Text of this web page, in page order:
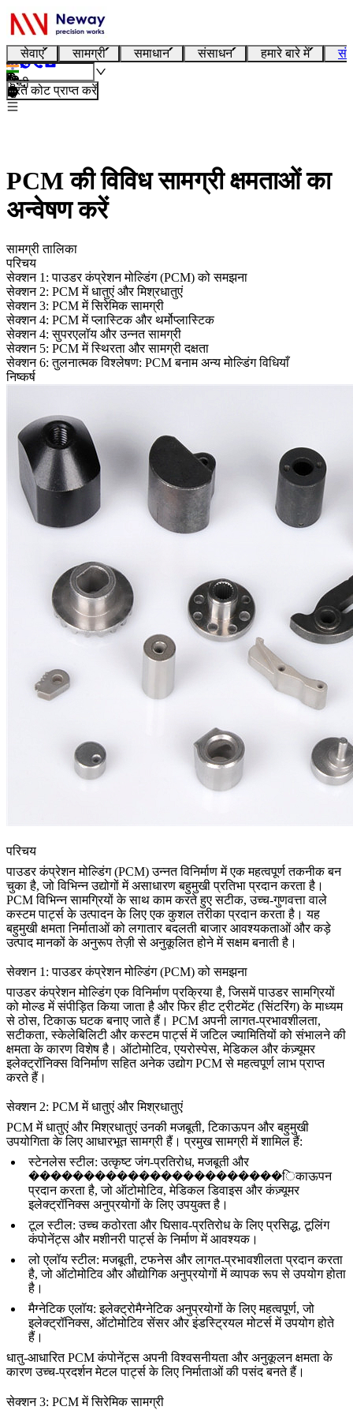
सेवाएं सामग्री समाधान संसाधन हमारे बारे में
हिन्दी
तुरंत कोट प्राप्त करें
PCM की विविध सामग्री क्षमताओं का
अन्वेषण करें
सामग्री तालिका
परिचय
सेक्शन 1: पाउडर कंप्रेशन मोल्डिंग (PCM) को समझना
सेक्शन 2: PCM में धातुएं और मिश्रधातुएं
सेक्शन 3: PCM में सिरेमिक सामग्री
सेक्शन 4: PCM में प्लास्टिक और थर्मोप्लास्टिक
सेक्शन 4: सुपरएलॉय और उन्नत सामग्री
सेक्शन 5: PCM में स्थिरता और सामग्री दक्षता
सेक्शन 6: तुलनात्मक विश्लेषण: PCM बनाम अन्य मोल्डिंग विधियाँ
निष्कर्ष
परिचय
पाउडर कंप्रेशन मोल्डिंग (PCM) उन्नत विनिर्माण में एक महत्वपूर्ण तकनीक बन
चुका है, जो विभिन्न उद्योगों में असाधारण बहुमुखी प्रतिभा प्रदान करता है।
PCM विभिन्न सामग्रियों के साथ काम करते हुए सटीक,उच्च-गुणवत्ता वाले
कस्टम पार्ट्सके उत्पादन के लिए एक कुशल तरीका प्रदान करता है। यह
बहुमुखी क्षमता निर्माताओं को लगातार बदलती बाजार आवश्यकताओं और कड़े
उत्पाद मानकों के अनुरूप तेज़ी से अनुकूलित होने में सक्षम बनाती है।
सेक्शन 1: पाउडर कंप्रेशन मोल्डिंग (PCM) को समझना
पाउडर कंप्रेशन मोल्डिंगएक विनिर्माण प्रक्रिया है, जिसमें पाउडर सामग्रियों
को मोल्ड में संपीड़ित किया जाता है और फिर हीट ट्रीटमेंट (सिंटरिंग) के माध्यम
से ठोस, टिकाऊ घटक बनाए जाते हैं। PCM अपनी लागत-प्रभावशीलता,
सटीकता, स्केलेबिलिटी औरकस्टम पार्ट्स में जटिल ज्यामितियोंको संभालने की
क्षमता के कारण विशेष है। ऑटोमोटिव, एयरोस्पेस, मेडिकल औरकंज़्यूमर
इलेक्ट्रॉनिक्स विनिर्माणसहित अनेक उद्योग PCM से महत्वपूर्ण लाभ प्राप्त
करते हैं।
सेक्शन 2: PCM में धातुएं और मिश्रधातुएं
PCM में धातुएं और मिश्रधातुएं उनकी मजबूती, टिकाऊपन और बहुमुखी
उपयोगिता के लिए आधारभूत सामग्री हैं। प्रमुख सामग्री में शामिल हैं:
स्टेनलेस स्टील: उत्कृष्ट जंग-प्रतिरोध, मजबूती और
�����������������������िकाऊपन
प्रदान करता है, जो ऑटोमोटिव, मेडिकल डिवाइस और कंज़्यूमर
इलेक्ट्रॉनिक्स अनुप्रयोगों के लिए उपयुक्त है।
टूल स्टील: उच्च कठोरता और घिसाव-प्रतिरोध के लिए प्रसिद्ध, टूलिंग
कंपोनेंट्स और मशीनरी पार्ट्स के निर्माण में आवश्यक।
लो एलॉय स्टील: मजबूती, टफनेस और लागत-प्रभावशीलता प्रदान करता
है, जो ऑटोमोटिव और औद्योगिक अनुप्रयोगों में व्यापक रूप से उपयोग होता
है।
मैग्नेटिक एलॉय: इलेक्ट्रोमैग्नेटिक अनुप्रयोगों के लिए महत्वपूर्ण, जो
इलेक्ट्रॉनिक्स, ऑटोमोटिव सेंसर और इंडस्ट्रियल मोटर्स में उपयोग होते
हैं।
धातु-आधारित PCM कंपोनेंट्स अपनी विश्वसनीयता और अनुकूलन क्षमता के
कारण उच्च-प्रदर्शनमेटल पार्ट्सके लिए निर्माताओं की पसंद बनते हैं।
सेक्शन 3: PCM में सिरेमिक सामग्री